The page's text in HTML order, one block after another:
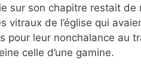
sur son chapitre restait de
vitraux de l’église qui
pour leur nonchalance au
celle d’une gamine.